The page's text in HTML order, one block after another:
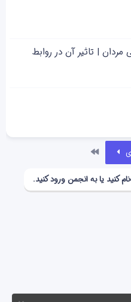
| تاثیر آن در روابط
کنید یا به انجمن ورود کنید.